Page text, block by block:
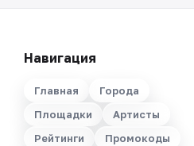
Навигация
Главная
Города
Площадки
Артисты
Рейтинги
Промокоды